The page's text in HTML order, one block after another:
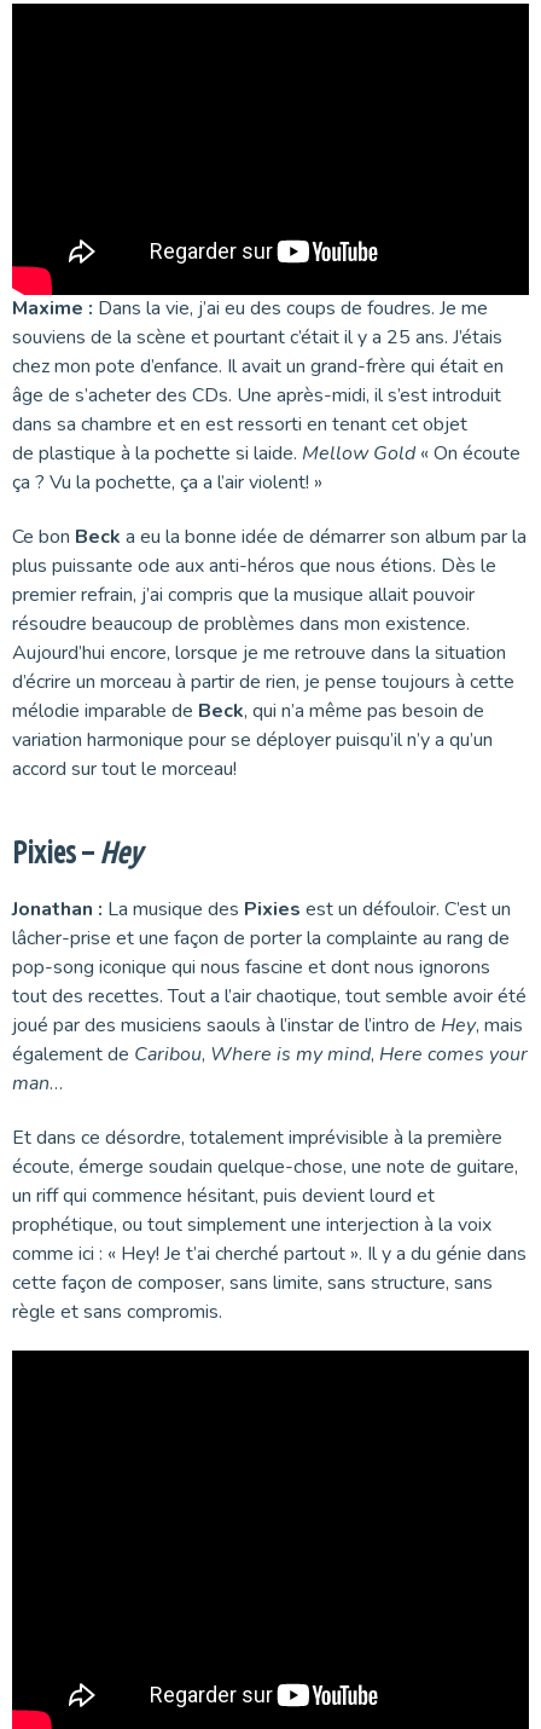
Maxime : Dans la vie, j’ai eu des coups de foudres. Je me
souviens de la scène et pourtant c’était il y a 25 ans. J’étais
chez mon pote d’enfance. Il avait un grand-frère qui était en
âge de s’acheter des CDs. Une après-midi, il s’est introduit
dans sa chambre et en est ressorti en tenant cet objet
de plastique à la pochette si laide. Mellow Gold« On écoute
ça ? Vu la pochette, ça a l’air violent! »
Ce bon Beck a eu la bonne idée de démarrer son album par la
plus puissante ode aux anti-héros que nous étions. Dès le
premier refrain, j’ai compris que la musique allait pouvoir
résoudre beaucoup de problèmes dans mon existence.
Aujourd’hui encore, lorsque je me retrouve dans la situation
d’écrire un morceau à partir de rien, je pense toujours à cette
mélodie imparable de Beck, qui n’a même pas besoin de
variation harmonique pour se déployer puisqu’il n’y a qu’un
accord sur tout le morceau!
Pixies – Hey
Jonathan : La musique des Pixies est un défouloir. C’est un
lâcher-prise et une façon de porter la complainte au rang de
pop-song iconique qui nous fascine et dont nous ignorons
tout des recettes. Tout a l’air chaotique, tout semble avoir été
joué par des musiciens saouls à l’instar de l’intro de Hey, mais
également de Caribou, Where is my mind, Here comes your
man…
Et dans ce désordre, totalement imprévisible à la première
écoute, émerge soudain quelque-chose, une note de guitare,
un riff qui commence hésitant, puis devient lourd et
prophétique, ou tout simplement une interjection à la voix
comme ici : « Hey! Je t’ai cherché partout ». Il y a du génie dans
cette façon de composer, sans limite, sans structure, sans
règle et sans compromis.